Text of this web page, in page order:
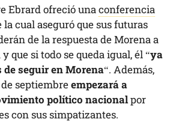
Ebrard ofreció una conferencia
cual aseguró que sus futuras
de la respuesta de Morena a
que si todo se queda igual, él “ya
seguir en Morena“. Además,
septiembreempezará a
político nacionalpor
con sus simpatizantes.